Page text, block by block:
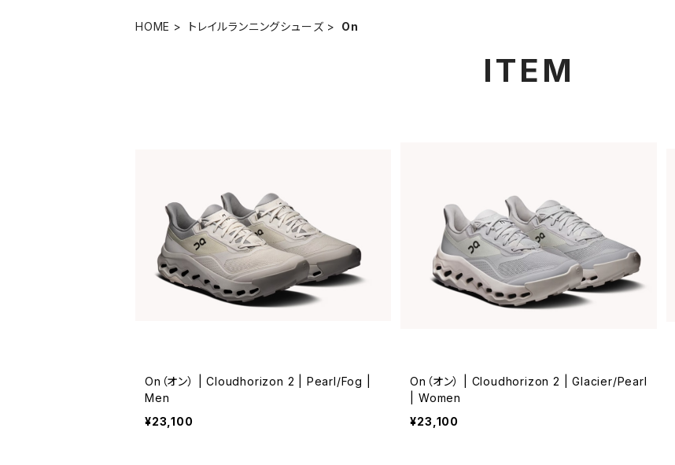
HOME トレイルランニングシューズ On
ITEM
On（オン） | Cloudhorizon 2 | Pearl/Fog |
Men
¥23,100
On（オン） | Cloudhorizon 2 | Glacier/Pearl
| Women
¥23,100